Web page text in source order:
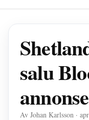
salu
Av Johan Karlsson ·